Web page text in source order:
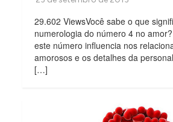
29.602 ViewsVocê sabe o que
numerologia do número 4 no
este número influencia nos
amorosos e os detalhes da
[…]